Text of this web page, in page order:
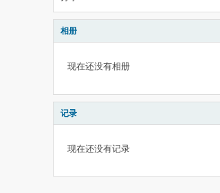
相册
现在还没有相册
记录
现在还没有记录